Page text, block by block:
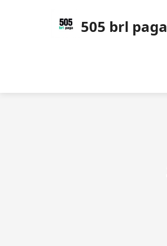
505 brl paga